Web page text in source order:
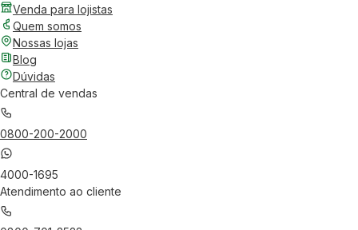
Venda para lojistas
Quem somos
Nossas lojas
Blog
Dúvidas
Central de vendas
0800-200-2000
4000-1695
Atendimento ao cliente